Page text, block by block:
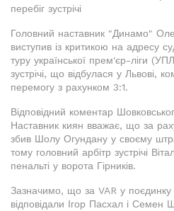
перебіг зустрічі
Головний наставник "Динамо"
виступив із критикою на адресу
туру української прем'єр-ліги
зустрічі, що відбулася у Львові,
перемогу з рахунком 3:1.
Відповідний коментар
Наставник киян вважає, що за
збив Шолу Огундану у своєму
тому головний арбітр зустрічі
пенальті у ворота Гірників.
Зазначимо, що за VAR у
відповідали Ігор Пасхал і Семен